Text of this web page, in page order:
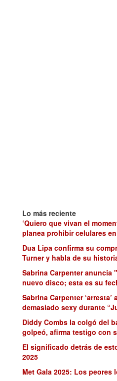
Lo más reciente
‘Quiero que vivan el
planea prohibir celulares
Dua Lipa confirma su
Turner y habla de su
Sabrina Carpenter anuncia
nuevo disco; esta es su
Sabrina Carpenter
demasiado sexy durante
Diddy Combs la colgó del
golpeó, afirma testigo con
El significado detrás de
2025
Met Gala 2025: Los peores